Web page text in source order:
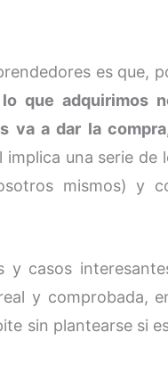
es que,
que adquirimos
va a dar la
implica una serie de
mismos) y
y casos
y comprobada,
sin plantearse si